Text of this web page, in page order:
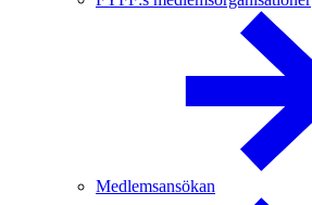
Medlemsansökan